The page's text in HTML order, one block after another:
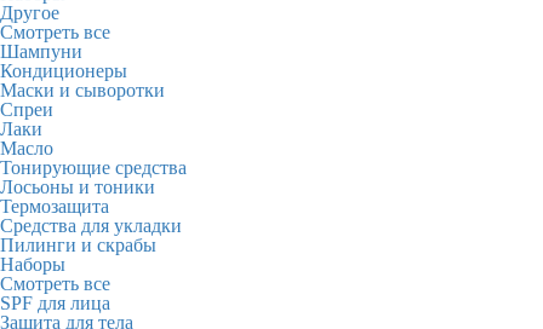
Другое
Смотреть все
Шампуни
Кондиционеры
Маски и сыворотки
Спреи
Лаки
Масло
Тонирующие средства
Лосьоны и тоники
Термозащита
Средства для укладки
Пилинги и скрабы
Наборы
Смотреть все
SPF для лица
Защита для тела